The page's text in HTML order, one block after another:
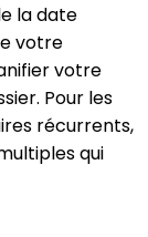
la date
votre
votre
Pour les
récurrents,
qui